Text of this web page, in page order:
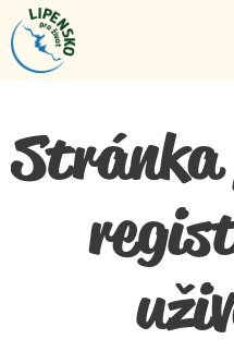
Stránka